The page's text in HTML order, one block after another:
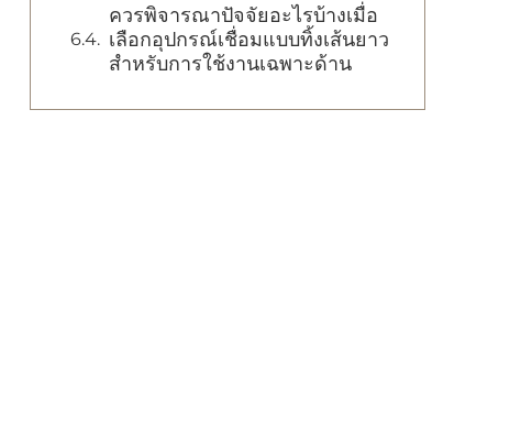
ควรพิจารณาปัจจัยอะไรบ้างเมื่อ
เลือกอุปกรณ์เชื่อมแบบทิ้งเส้นยาว
สำหรับการใช้งานเฉพาะด้าน